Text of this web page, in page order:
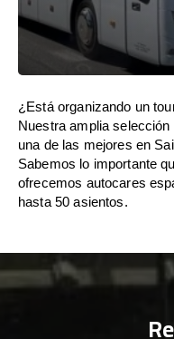
¿Está organizando un
Nuestra amplia
una de las mejores en
Sabemos lo importante
ofrecemos autocares
hasta 50 asientos.